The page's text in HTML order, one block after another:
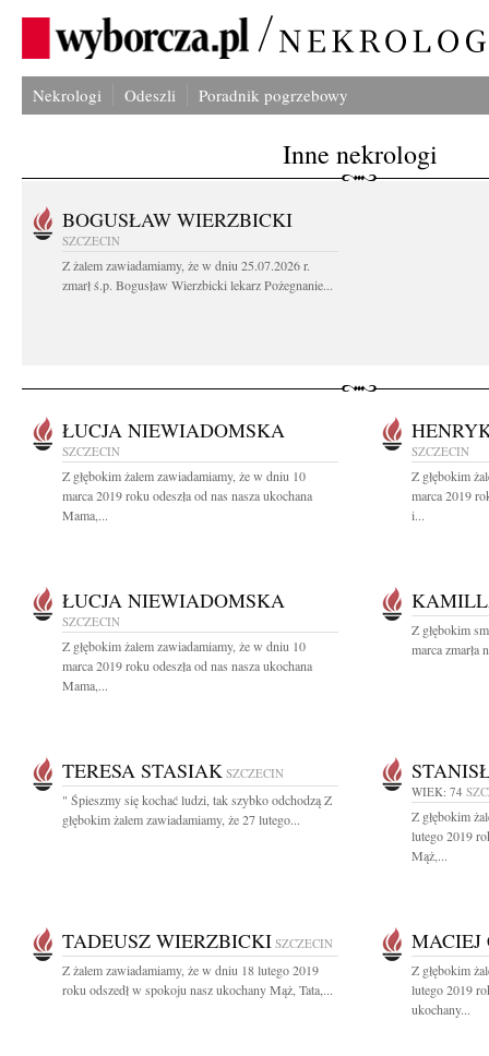
Nekrologi Odeszli Poradnik pogrzebowy
Inne nekrologi
BOGUSŁAW WIERZBICKI
SZCZECIN
Z żalem zawiadamiamy, że w dniu 25.07.2026 r.
zmarł ś.p. Bogusław Wierzbicki lekarz Pożegnanie...
ŁUCJA NIEWIADOMSKA
SZCZECIN
Z głębokim żalem zawiadamiamy, że w dniu 10
marca 2019 roku odeszła od nas nasza ukochana
Mama,...
SZCZECIN
Z głębokim
marca 2019
i...
ŁUCJA NIEWIADOMSKA
SZCZECIN
Z głębokim żalem zawiadamiamy, że w dniu 10
marca 2019 roku odeszła od nas nasza ukochana
Mama,...
Z głębokim
marca zmarła
TERESA STASIAK SZCZECIN
" Śpieszmy się kochać ludzi, tak szybko odchodzą Z
głębokim żalem zawiadamiamy, że 27 lutego...
WIEK: 74
Z głębokim
lutego 2019
Mąż,...
TADEUSZ WIERZBICKI SZCZECIN
Z żalem zawiadamiamy, że w dniu 18 lutego 2019
roku odszedł w spokoju nasz ukochany Mąż, Tata,...
MACIEJ
Z głębokim
lutego 2019
ukochany...